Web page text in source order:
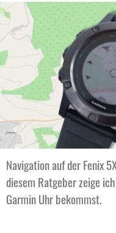
Navigation auf der Fenix
diesem Ratgeber zeige
Garmin Uhr bekommst.